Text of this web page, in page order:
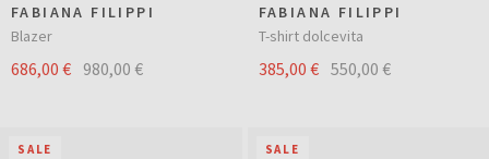
FABIANA FILIPPI
Blazer
686,00 € 980,00 €
FABIANA FILIPPI
T-shirt dolcevita
385,00 € 550,00 €
SALE SALE